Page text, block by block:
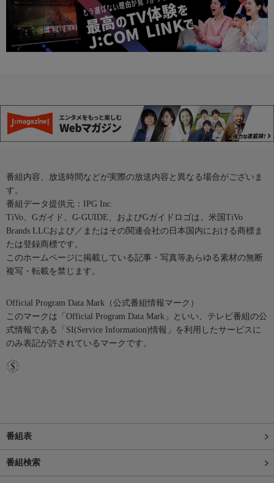
番組内容、放送時間などが実際の放送内容と異なる場合がございま
す。
番組データ提供元：IPG Inc.
TiVo、Gガイド、G-GUIDE、およびGガイドロゴは、米国TiVo
Brands LLCおよび／またはその関連会社の日本国内における商標ま
たは登録商標です。
このホームページに掲載している記事・写真等あらゆる素材の無断
複写・転載を禁じます。
Official Program Data Mark（公式番組情報マーク）
このマークは「Official Program Data Mark」といい、テレビ番組の公
式情報である「SI(Service Information)情報」を利用したサービスに
のみ表記が許されているマークです。
番組表
番組検索